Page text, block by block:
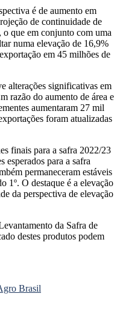
é de aumento em
de continuidade de
o que em conjunto com uma
numa elevação de 16,9%
em 45 milhões de
alterações significativas em
razão do aumento de área e
aumentaram 27 mil
foram atualizadas
finais para a safra 2022/23
esperados para a safra
permaneceram estáveis
1º. O destaque é a elevação
da perspectiva de elevação
da Safra de
destes produtos podem
Brasil